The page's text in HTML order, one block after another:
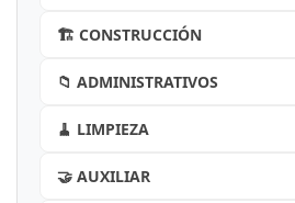
🏗️ CONSTRUCCIÓN
📁 ADMINISTRATIVOS
🧹 LIMPIEZA
🤝 AUXILIAR